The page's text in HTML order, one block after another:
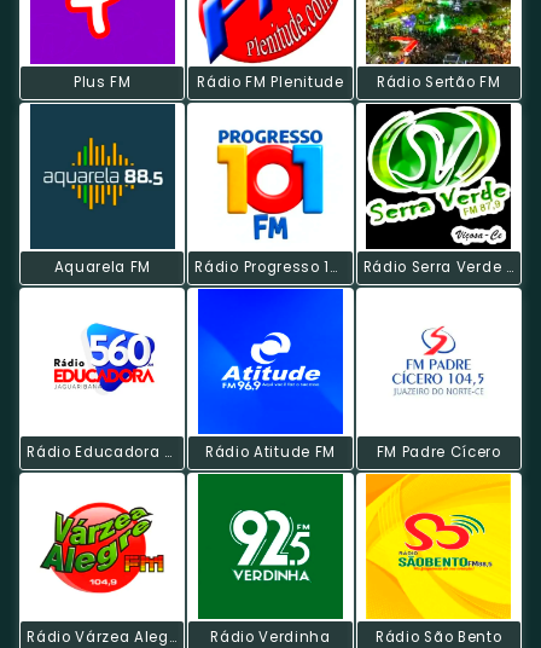
Plus FM Rádio FM Plenitude Rádio Sertão FM
Aquarela FM Rádio Progresso 101 FM Rádio Serra Verde FM
Rádio Educadora Jaguaribana Rádio Atitude FM FM Padre Cícero
Rádio Várzea Alegre FM Rádio Verdinha Rádio São Bento